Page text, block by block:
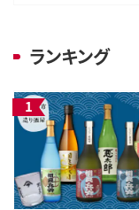
ランキング